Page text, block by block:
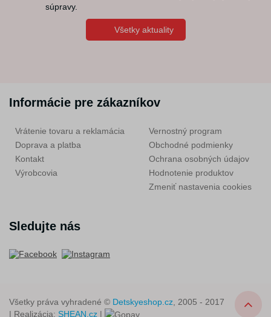
súpravy.
Všetky aktuality
Informácie pre zákazníkov
Vrátenie tovaru a reklamácia
Doprava a platba
Kontakt
Výrobcovia
Vernostný program
Obchodné podmienky
Ochrana osobných údajov
Hodnotenie produktov
Zmeniť nastavenia cookies
Sledujte nás
Všetky práva vyhradené © Detskyeshop.cz , 2005 - 2017
| Realizácia: SHEAN.cz |